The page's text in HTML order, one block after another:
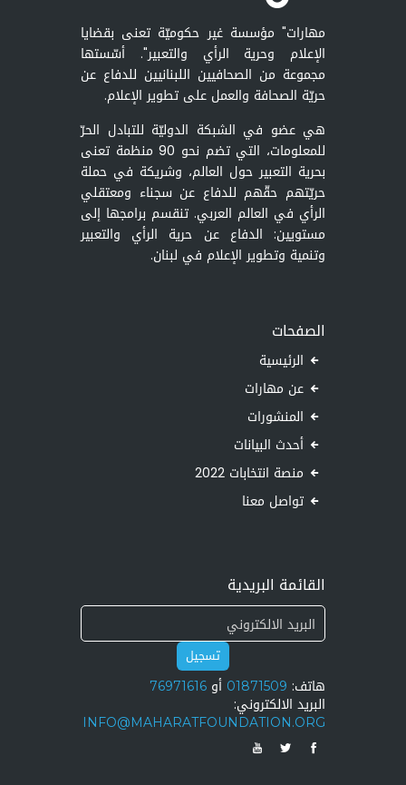
مهارات" مؤسسة غير حكوميّة تعنى بقضايا
الإعلام وحرية الرأي والتعبير". أسّستها
مجموعة من الصحافيين اللبنانيين للدفاع عن
حريّة الصحافة والعمل على تطوير الإعلام.
هي عضو في الشبكة الدوليّة للتبادل الحرّ
للمعلومات، التي تضم نحو 90 منظمة تعنى
بحرية التعبير حول العالم، وشريكة في حملة
حريّتهم حقّهم للدفاع عن سجناء ومعتقلي
الرأي في العالم العربي. تنقسم برامجها إلى
مستويين: الدفاع عن حرية الرأي والتعبير
وتنمية وتطوير الإعلام في لبنان.
الصفحات
الرئيسية
عن مهارات
المنشورات
أحدث البيانات
منصة انتخابات 2022
تواصل معنا
القائمة البريدية
تسجيل
هاتف: 01871509 أو 76971616
البريد الالكتروني:
INFO@MAHARATFOUNDATION.ORG